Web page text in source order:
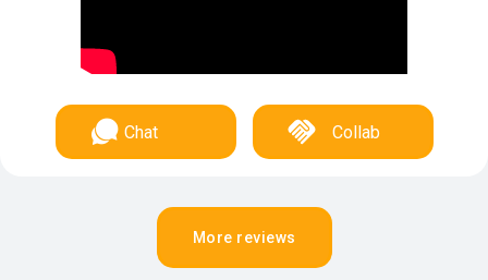
Chat Collab
More reviews